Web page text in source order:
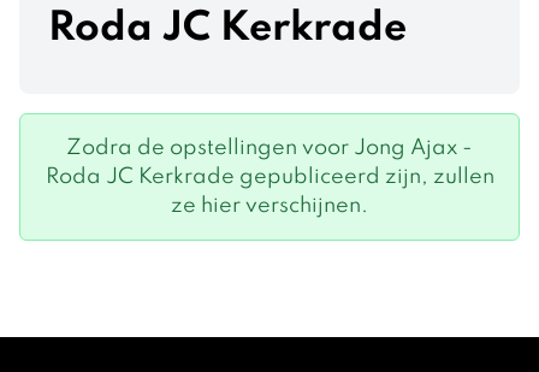
Roda JC Kerkrade
Zodra de opstellingen voor Jong Ajax -
Roda JC Kerkrade gepubliceerd zijn, zullen
ze hier verschijnen.